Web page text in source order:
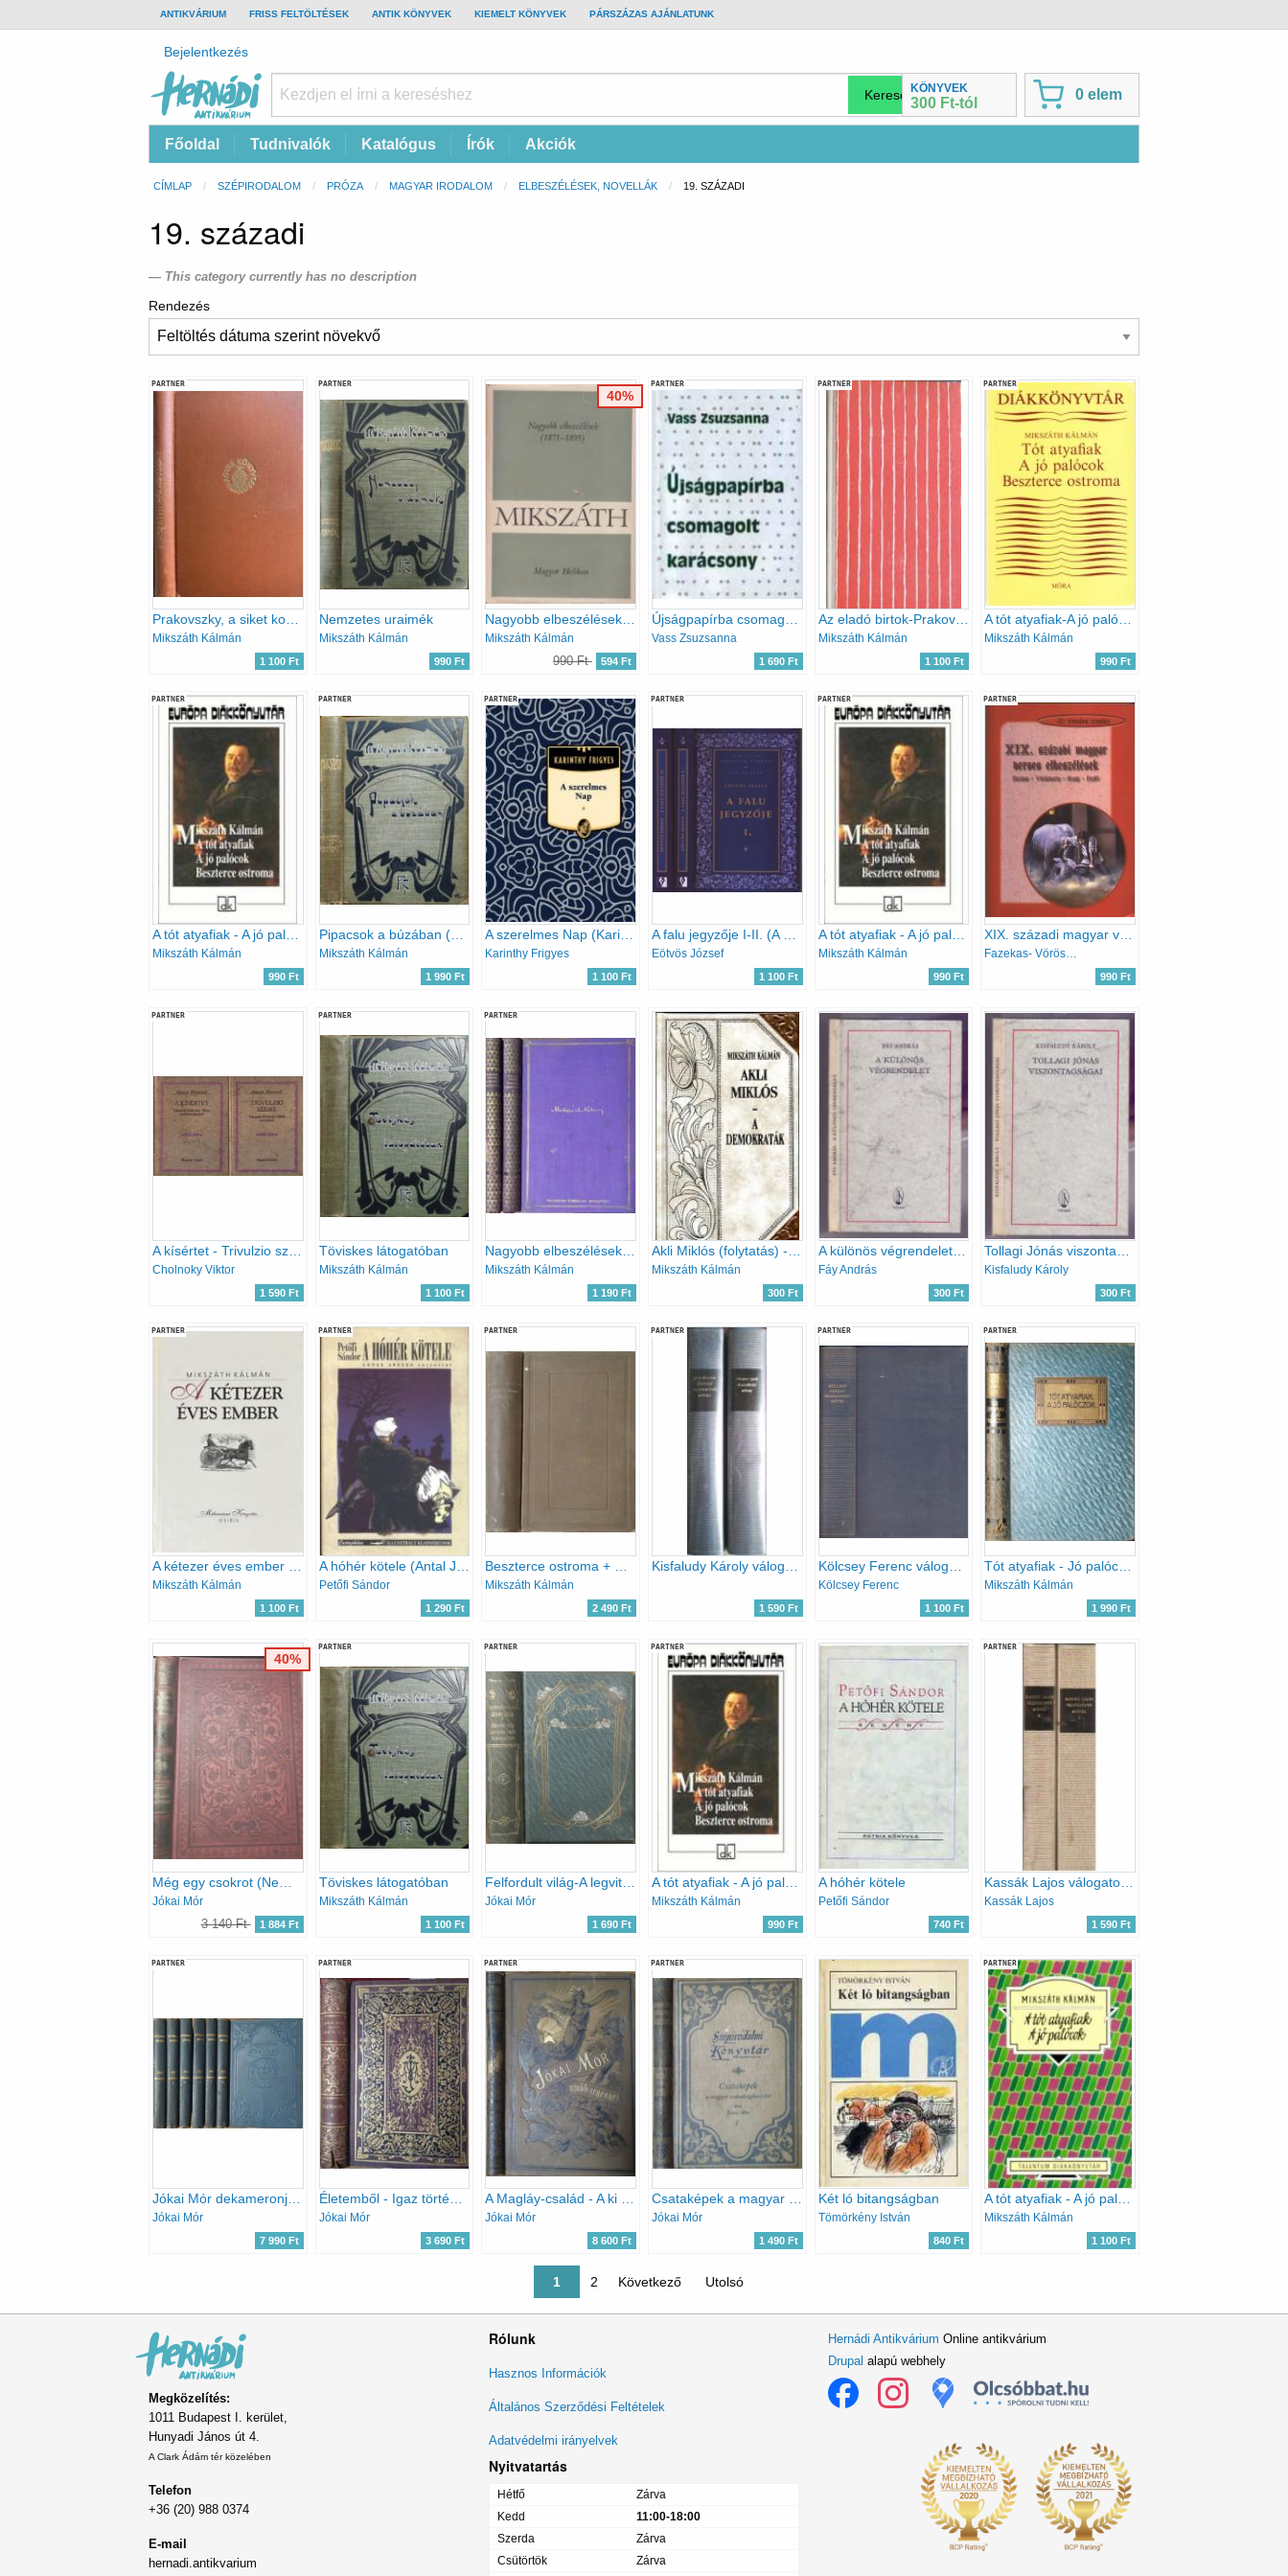
TOP
BAR
ANTIKVÁRIUM FRISS FELTÖLTÉSEK ANTIK KÖNYVEK KIEMELT KÖNYVEK PÁRSZÁZAS AJÁNLATUNK
Felhasználói
fiók
menüje
Bejelentkezés
Antikvárium
Online
KÖNYVEK
300 Ft-tól
0 elem
Fő
navigáció
Főoldal Tudnivalók Katalógus Írók Akciók
Morzsa
CÍMLAP SZÉPIRODALOM PRÓZA MAGYAR IRODALOM ELBESZÉLÉSEK, NOVELLÁK CURRENT:
19. SZÁZADI
19. századi
This category currently has no description
Rendezés
PARTNER
Mikszáth Kálmán
1 100 Ft
PARTNER
Nemzetes uraimék
Mikszáth Kálmán
990 Ft
Mikszáth Kálmán
990 Ft 594 Ft
40%
PARTNER
Vass Zsuzsanna
1 690 Ft
PARTNER
Az eladó birtok-Prakovszky, a siket kovács
Mikszáth Kálmán
1 100 Ft
PARTNER
Mikszáth Kálmán
990 Ft
PARTNER
Mikszáth Kálmán
990 Ft
PARTNER
Pipacsok a búzában (Mikszáth munkái)
Mikszáth Kálmán
1 990 Ft
PARTNER
Karinthy Frigyes
1 100 Ft
PARTNER
Eötvös József
1 100 Ft
PARTNER
A tót atyafiak - A jó palócok - Beszterce ostroma - Európa diákkönyvtár
Mikszáth Kálmán
990 Ft
PARTNER
Fazekas- Vörösmarthy- Arany- Petőfi
990 Ft
PARTNER
Cholnoky Viktor
1 590 Ft
PARTNER
Töviskes látogatóban
Mikszáth Kálmán
1 100 Ft
PARTNER
Mikszáth Kálmán
1 190 Ft
Mikszáth Kálmán
300 Ft
A különös végrendelet - Elbeszélés (Reprint - Kolozsvári Sándor színes rajzaival)
Fáy András
300 Ft
Kisfaludy Károly
300 Ft
PARTNER
A kétezer éves ember (Millenniumi könyvtár 48)
Mikszáth Kálmán
1 100 Ft
PARTNER
A hóhér kötele (Antal József rajzaival) (Illusztrált klasszikusok)
Petőfi Sándor
1 290 Ft
PARTNER
Beszterce ostroma + Új Zrínyiász (Egybekötve)
Mikszáth Kálmán
2 490 Ft
PARTNER
Kisfaludy Károly válogatott művei + Péterfy Jenő válogatott művei
1 590 Ft
PARTNER
Kölcsey Ferenc válogatott művei / magyar remekírók
Kölcsey Ferenc
1 100 Ft
PARTNER
Tót atyafiak - Jó palóczok
Mikszáth Kálmán
1 990 Ft
Jókai Mór
3 140 Ft 1 884 Ft
40%
PARTNER
Töviskes látogatóban
Mikszáth Kálmán
1 100 Ft
PARTNER
Jókai Mór
1 690 Ft
PARTNER
A tót atyafiak - A jó palócok - Beszterce ostroma - Európa diákkönyvtár
Mikszáth Kálmán
990 Ft
A hóhér kötele
Petőfi Sándor
740 Ft
PARTNER
Kassák Lajos
1 590 Ft
PARTNER
Jókai Mór
7 990 Ft
PARTNER
Életemből - Igaz történetek, örök emlékek, humor, útleírás, II. rész
Jókai Mór
3 690 Ft
PARTNER
Jókai Mór
8 600 Ft
PARTNER
Jókai Mór
1 490 Ft
Két ló bitangságban
Tömörkény István
840 Ft
PARTNER
Mikszáth Kálmán
1 100 Ft
Jelenlegi oldal
1 Oldal
2 Következő oldal
Következő Utolsó oldal
Utolsó
Megközelítés:
1011 Budapest I. kerület,
Hunyadi János út 4.
A Clark Ádám tér közelében
Telefon
+36 (20) 988 0374
E-mail
hernadi.antikvarium
Rólunk
Lábléc
menü
Hasznos Információk
Általános Szerződési Feltételek
Adatvédelmi irányelvek
Nyitvatartás
Hétfő
Zárva
Kedd
11:00-18:00
Szerda
Zárva
Csütörtök
Zárva
Hernádi Antikvárium Online antikvárium
Drupal alapú webhely